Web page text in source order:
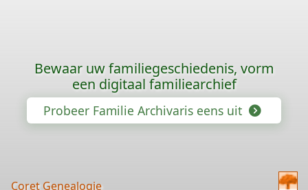
Bewaar uw familiegeschiedenis, vorm
een digitaal familiearchief
Probeer Familie Archivaris eens uit
Coret Genealogie